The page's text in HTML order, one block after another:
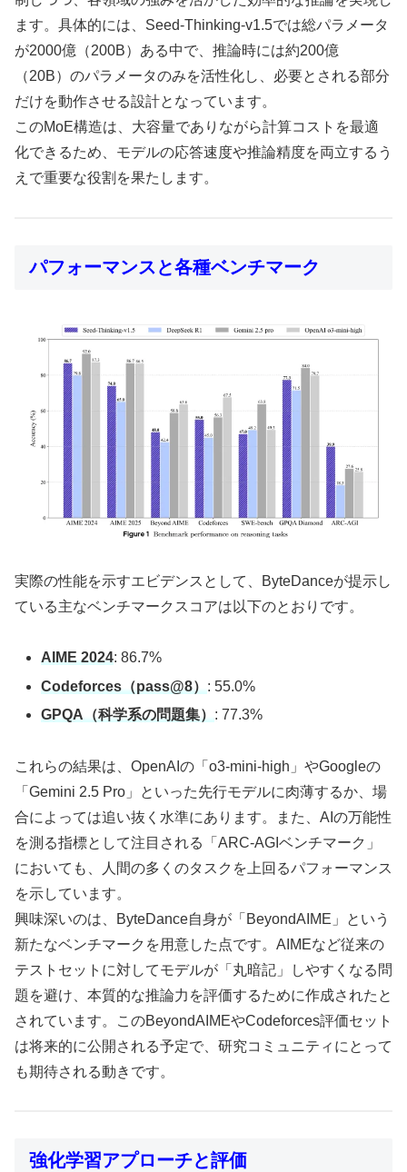
ます。具体的には、Seed-Thinking-v1.5では総パラメータ
が2000億（200B）ある中で、推論時には約200億
（20B）のパラメータのみを活性化し、必要とされる部分
だけを動作させる設計となっています。
このMoE構造は、大容量でありながら計算コストを最適
化できるため、モデルの応答速度や推論精度を両立するう
えで重要な役割を果たします。
パフォーマンスと各種ベンチマーク
実際の性能を示すエビデンスとして、ByteDanceが提示し
ている主なベンチマークスコアは以下のとおりです。
AIME 2024: 86.7%
Codeforces（pass@8） : 55.0%
GPQA（科学系の問題集） : 77.3%
これらの結果は、OpenAIの「o3-mini-high」やGoogleの
「Gemini 2.5 Pro」といった先行モデルに肉薄するか、場
合によっては追い抜く水準にあります。また、AIの万能性
を測る指標として注目される「ARC-AGIベンチマーク」
においても、人間の多くのタスクを上回るパフォーマンス
を示しています。
興味深いのは、ByteDance自身が「BeyondAIME」という
新たなベンチマークを用意した点です。AIMEなど従来の
テストセットに対してモデルが「丸暗記」しやすくなる問
題を避け、本質的な推論力を評価するために作成されたと
されています。このBeyondAIMEやCodeforces評価セット
は将来的に公開される予定で、研究コミュニティにとって
も期待される動きです。
強化学習アプローチと評価